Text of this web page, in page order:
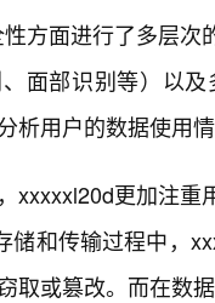
方面进行了多层
面部识别等）以
析用户的数据使用
xxxxxl20d更加注
储和传输过程中，
取或篡改。而在数